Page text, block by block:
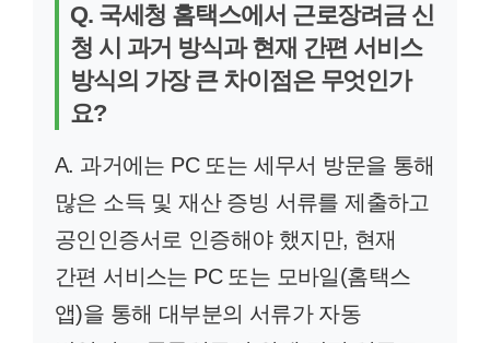
Q. 국세청 홈택스에서 근로장려금 신
청 시 과거 방식과 현재 간편 서비스
방식의 가장 큰 차이점은 무엇인가
요?
A. 과거에는 PC 또는 세무서 방문을 통해
많은 소득 및 재산 증빙 서류를 제출하고
공인인증서로 인증해야 했지만, 현재
간편 서비스는 PC 또는 모바일(홈택스
앱)을 통해 대부분의 서류가 자동